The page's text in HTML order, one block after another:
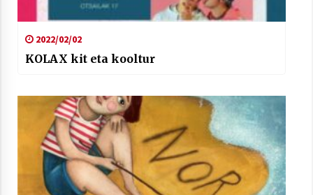
2022/02/02
KOLAX kit eta kooltur